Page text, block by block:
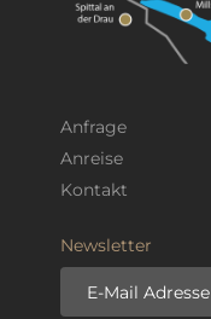
Anfrage
Anreise
Kontakt
Newsletter
E-Mail Adresse